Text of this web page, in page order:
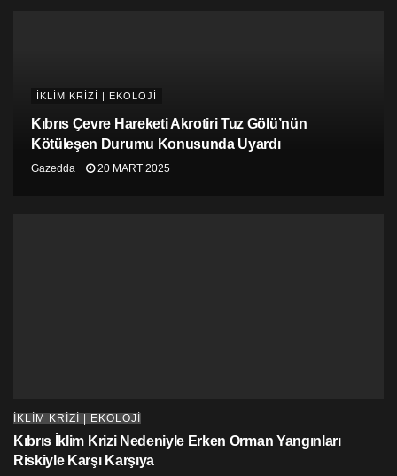
İKLİM KRİZİ | EKOLOJİ
Kıbrıs Çevre Hareketi Akrotiri Tuz Gölü’nün
Kötüleşen Durumu Konusunda Uyardı
Gazedda 20 MART 2025
İKLİM KRİZİ | EKOLOJİ
Kıbrıs İklim Krizi Nedeniyle Erken Orman Yangınları
Riskiyle Karşı Karşıya